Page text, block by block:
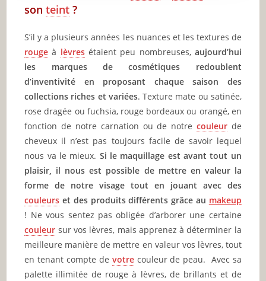
sonteint ?
S’il y a plusieurs années les nuances et les textures de
rouge à lèvresétaient peu nombreuses, aujourd’hui
les marques de cosmétiques redoublent
d’inventivité en proposant chaque saison des
collections riches et variées. Texture mate ou satinée,
rose dragée ou fuchsia, rouge bordeaux ou orangé, en
fonction de notre carnation ou de notre couleurde
cheveux il n’est pas toujours facile de savoir lequel
nous va le mieux. Si le maquillage est avant tout un
plaisir, il nous est possible de mettre en valeur la
forme de notre visage tout en jouant avec des
couleurs et des produits différents grâce au makeup
! Ne vous sentez pas obligée d’arborer une certaine
couleur sur vos lèvres, mais apprenez à déterminer la
meilleure manière de mettre en valeur vos lèvres, tout
en tenant compte de votrecouleur de peau. Avec sa
palette illimitée de rouge à lèvres, de brillants et de